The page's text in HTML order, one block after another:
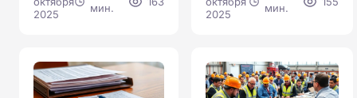
2025
мин.
2025
мин.